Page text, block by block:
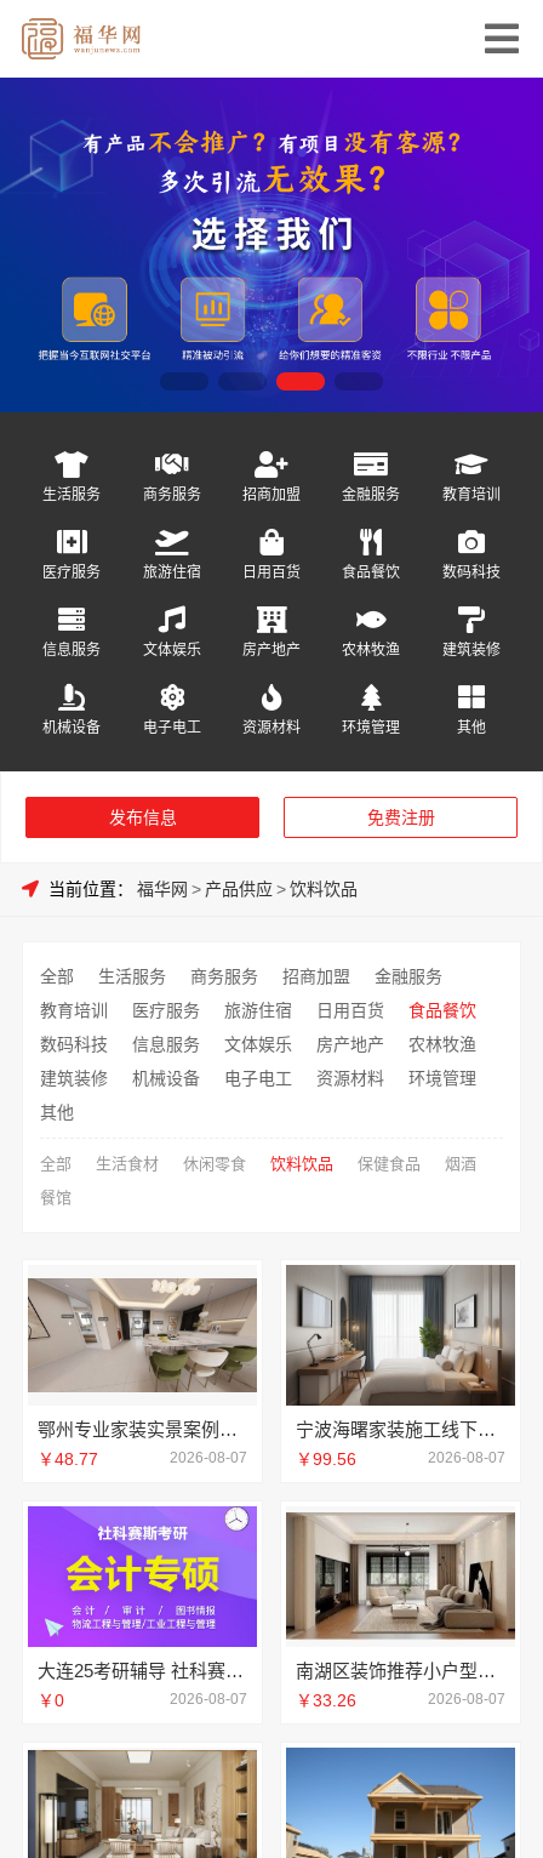
生活服务 商务服务 招商加盟 金融服务 教育培训
医疗服务 旅游住宿 日用百货 食品餐饮 数码科技
信息服务 文体娱乐 房产地产 农林牧渔 建筑装修
机械设备 电子电工 资源材料 环境管理 其他
发布信息 免费注册
当前位置： 福华网 > 产品供应>饮料饮品
全部 生活服务 商务服务 招商加盟
金融服务
教育培训
医疗服务 旅游住宿 日用百货
食品餐饮
数码科技
信息服务 文体娱乐 房产地产
农林牧渔
建筑装修
机械设备 电子电工 资源材料
环境管理
其他
全部 生活食材 休闲零食 饮料饮品 保健食品
烟酒
餐馆
鄂州专业家装实景案例，百年米莱见证品质之美
￥48.77 2026-08-07
宁波海曙家装施工线下门店地址宁波雅美和居建材科技有限公司
￥99.56 2026-08-07
大连25考研辅导 社科赛斯考研服务人才伴您成长
￥0 2026-08-07
南湖区装饰推荐小户型：嘉兴锦居装饰材料有限公司
￥33.26 2026-08-07